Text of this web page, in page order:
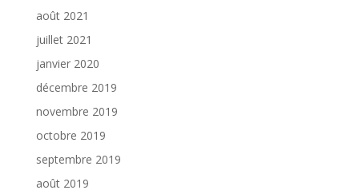
août 2021
juillet 2021
janvier 2020
décembre 2019
novembre 2019
octobre 2019
septembre 2019
août 2019